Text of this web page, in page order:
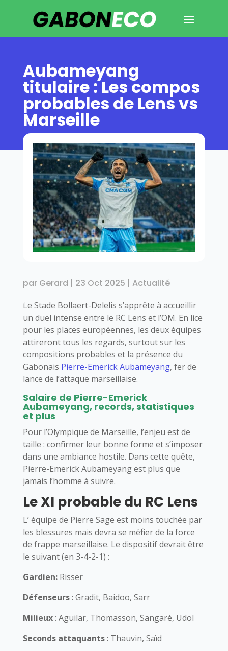
Aubameyang
titulaire : Les compos
probables de Lens vs
Marseille
par Gerard | 23 Oct 2025 | Actualité
Le Stade Bollaert-Delelis s’apprête à accueillir
un duel intense entre le RC Lens et l’OM. En lice
pour les places européennes, les deux équipes
attireront tous les regards, surtout sur les
compositions probables et la présence du
Gabonais Pierre-Emerick Aubameyang, fer de
lance de l’attaque marseillaise.
Salaire de Pierre-Emerick
Aubameyang, records, statistiques
et plus
Pour l’Olympique de Marseille, l’enjeu est de
taille : confirmer leur bonne forme et s’imposer
dans une ambiance hostile. Dans cette quête,
Pierre-Emerick Aubameyang est plus que
jamais l’homme à suivre.
Le XI probable du RC Lens
L’ équipe de Pierre Sage est moins touchée par
les blessures mais devra se méfier de la force
de frappe marseillaise. Le dispositif devrait être
le suivant (en 3-4-2-1) :
Gardien: Risser
Défenseurs: Gradit, Baidoo, Sarr
Milieux: Aguilar, Thomasson, Sangaré, Udol
Seconds attaquants: Thauvin, Saïd